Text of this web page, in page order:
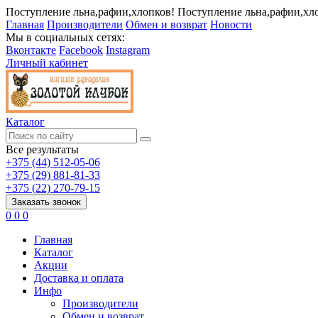
Поступление льна,рафии,хлопков! Поступление
Главная Производители Обмен и возврат Новости
Мы в социальных сетях:
Вконтакте Facebook Instagram
Личный кабинет
Каталог
Все результаты
+375 (44) 512-05-06
+375 (29) 881-81-33
+375 (22) 270-79-15
Заказать звонок
0 0 0
Главная
Каталог
Акции
Доставка и оплата
Инфо
Производители